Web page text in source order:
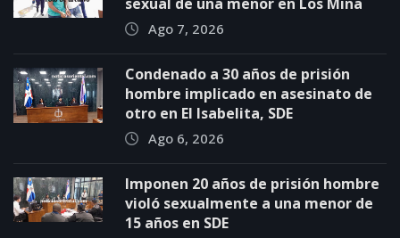
Ago 7, 2026
Condenado a 30 años de prisión
hombre implicado en asesinato de
otro en El Isabelita, SDE
Ago 6, 2026
Imponen 20 años de prisión hombre
violó sexualmente a una menor de
15 años en SDE